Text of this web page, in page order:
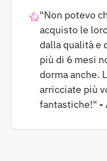
"Non potevo
acquisto le
dalla qualità e
più di 6 mesi
dorma anche.
arricciate più
fantastiche!"-